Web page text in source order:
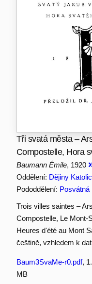
Tři svatá města –
Compostelle, Hora
Baumann Émile, 1920
Oddělení: Dějiny
Pododdělení:
Trois villes saintes –
Compostelle, Le Mont-
Heures d'été au Mont
češtině, vzhledem k
Baum3SvaMe-r0.pdf,
MB